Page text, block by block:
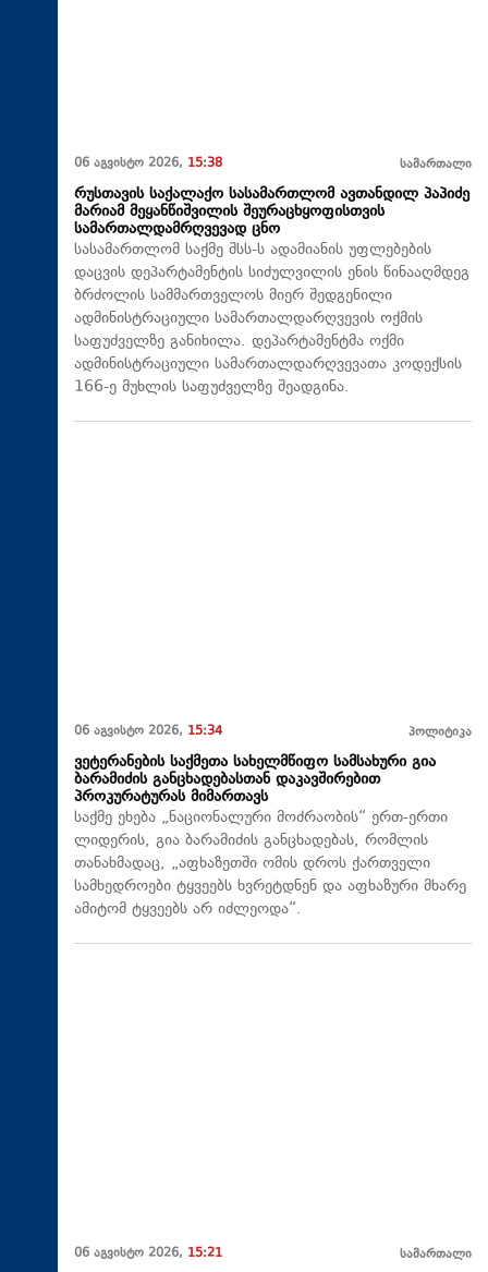
06 აგვისტო 2026, 15:38 სამართალი
რუსთავის საქალაქო სასამართლომ ავთანდილ პაპიძე
მარიამ მეყანწიშვილის შეურაცხყოფისთვის
სამართალდამრღვევად ცნო
სასამართლომ საქმე შსს-ს ადამიანის უფლებების
დაცვის დეპარტამენტის სიძულვილის ენის წინააღმდეგ
ბრძოლის სამმართველოს მიერ შედგენილი
ადმინისტრაციული სამართალდარღვევის ოქმის
საფუძველზე განიხილა. დეპარტამენტმა ოქმი
ადმინისტრაციული სამართალდარღვევათა კოდექსის
166-ე მუხლის საფუძველზე შეადგინა.
06 აგვისტო 2026, 15:34 პოლიტიკა
ვეტერანების საქმეთა სახელმწიფო სამსახური გია
ბარამიძის განცხადებასთან დაკავშირებით
პროკურატურას მიმართავს
საქმე ეხება „ნაციონალური მოძრაობის“ ერთ-ერთი
ლიდერის, გია ბარამიძის განცხადებას, რომლის
თანახმადაც, „აფხაზეთში ომის დროს ქართველი
სამხედროები ტყვეებს ხვრეტდნენ და აფხაზური მხარე
ამიტომ ტყვეებს არ იძლეოდა“.
06 აგვისტო 2026, 15:21 სამართალი